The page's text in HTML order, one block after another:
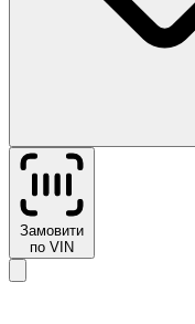
Замовити
по VIN